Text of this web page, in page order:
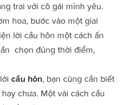
trai với cô gái mình yêu.
hoa, bước vào một giai
lời cầu hôn một cách ấn
chọn đúng thời điểm,
cầu hôn, bạn cũng cần biết
chưa. Một vài cách cầu